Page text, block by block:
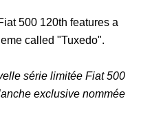
500 120th features a
called "Tuxedo".
série limitée Fiat 500
exclusive nommée